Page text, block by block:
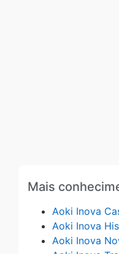
Mais
Aoki Inova
Aoki Inova
Aoki Inova